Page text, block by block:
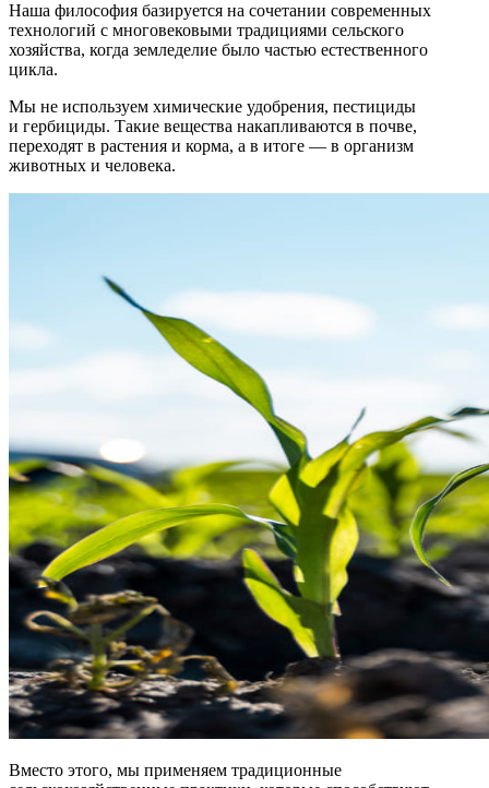
Наша философия базируется на сочетании современных
технологий с многовековыми традициями сельского
хозяйства, когда земледелие было частью естественного
цикла.
Мы не используем химические удобрения, пестициды
и гербициды. Такие вещества накапливаются в почве,
переходят в растения и корма, а в итоге — в организм
животных и человека.
Вместо этого, мы применяем традиционные